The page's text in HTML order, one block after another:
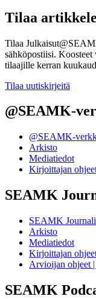
Tilaa
Tilaa
sähköpostiisi. Koosteet
tilaajille kerran
Tilaa uutiskirjeitä
@SEAMK-
@SEAMK-
Arkisto
Mediatiedot
Kirjoittajan
SEAMK
SEAMK
Arkisto
Mediatiedot
Kirjoittajan
Arvioijan ohjeet
SEAMK